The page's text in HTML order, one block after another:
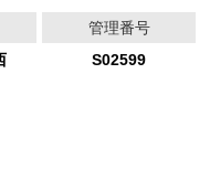
管理番号
S02599